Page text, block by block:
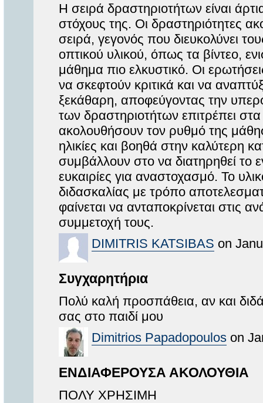
Η σειρά δραστηριοτήτων είναι
στόχους της. Οι δραστηριότητες
σειρά, γεγονός που διευκολύνει
οπτικού υλικού, όπως τα βίντεο,
μάθημα πιο ελκυστικό. Οι
να σκεφτούν κριτικά και να
ξεκάθαρη, αποφεύγοντας την
των δραστηριοτήτων επιτρέπει
ακολουθήσουν τον ρυθμό της
ηλικίες και βοηθά στην καλύτερη
συμβάλλουν στο να διατηρηθεί το
ευκαιρίες για αναστοχασμό. Το
διδασκαλίας με τρόπο
φαίνεται να ανταποκρίνεται στις
συμμετοχή τους.
DIMITRIS KATSIBAS on
Συγχαρητήρια
Πολύ καλή προσπάθεια, αν και
σας στο παιδί μου
Dimitrios Papadopoulos on
ΕΝΔΙΑΦΕΡΟΥΣΑ ΑΚΟΛΟΥΘΙΑ
ΠΟΛΥ ΧΡΗΣΙΜΗ